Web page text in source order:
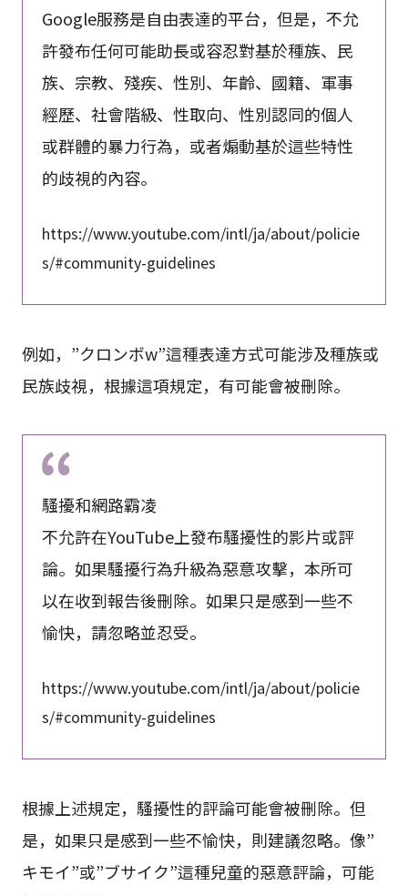
Google服務是自由表達的平台，但是，不允
許發布任何可能助長或容忍對基於種族、民
族、宗教、殘疾、性別、年齡、國籍、軍事
經歷、社會階級、性取向、性別認同的個人
或群體的暴力行為，或者煽動基於這些特性
的歧視的內容。
https://www.youtube.com/intl/ja/about/policie
s/#community-guidelines
例如，”クロンボw”這種表達方式可能涉及種族或
民族歧視，根據這項規定，有可能會被刪除。
騷擾和網路霸凌
不允許在YouTube上發布騷擾性的影片或評
論。如果騷擾行為升級為惡意攻擊，本所可
以在收到報告後刪除。如果只是感到一些不
愉快，請忽略並忍受。
https://www.youtube.com/intl/ja/about/policie
s/#community-guidelines
根據上述規定，騷擾性的評論可能會被刪除。但
是，如果只是感到一些不愉快，則建議忽略。像”
キモイ”或”ブサイク”這種兒童的惡意評論，可能